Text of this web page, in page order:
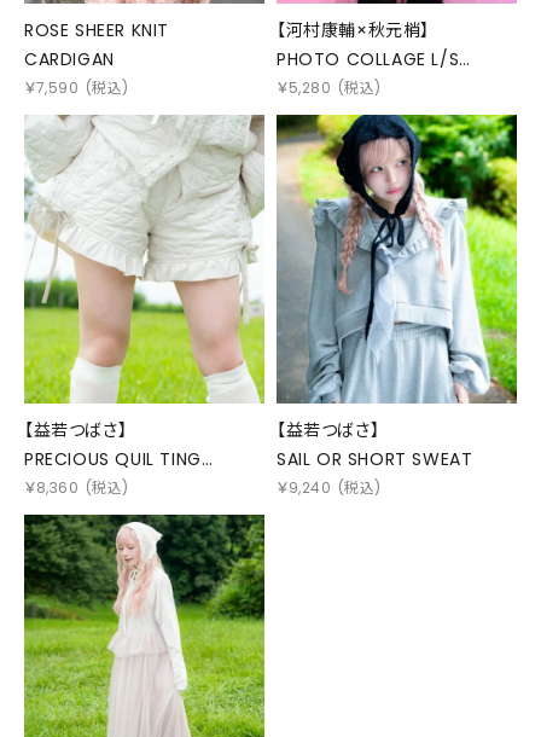
ROSE SHEER KNIT
CARDIGAN
￥7,590 (税込)
【河村康輔×秋元梢】
PHOTO COLLAGE L/S
TEE(MONO)
￥5,280 (税込)
【益若つばさ】
PRECIOUS QUIL TING
SHORTS
￥8,360 (税込)
【益若つばさ】
SAIL OR SHORT SWEAT
￥9,240 (税込)